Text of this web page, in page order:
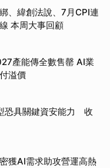
、緯創法說、7月CPI連
本周大事回顧
產能傳全數售罄 AI業
溢價
恐具關鍵資安能力 收
獲AI需求助攻營運高熱